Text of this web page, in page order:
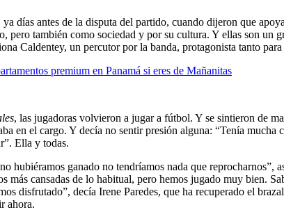
días antes de la disputa del partido, cuando dijeron que
pero también como sociedad y por su cultura. Y ellas son
Caldentey, un percutor por la banda, protagonista tanto
premium en Panamá si eres de Mañanitas
, las jugadoras volvieron a jugar a fútbol. Y se sintieron de
en el cargo. Y decía no sentir presión alguna: “Tenía
Ella y todas.
hubiéramos ganado no tendríamos nada que reprocharnos”,
más cansadas de lo habitual, pero hemos jugado muy bien.
disfrutado”, decía Irene Paredes, que ha recuperado el
ahora.